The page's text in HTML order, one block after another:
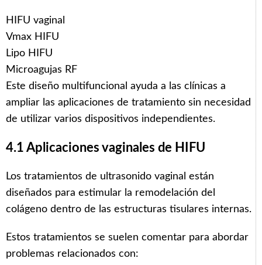
HIFU vaginal
Vmax HIFU
Lipo HIFU
Microagujas RF
Este diseño multifuncional ayuda a las clínicas a
ampliar las aplicaciones de tratamiento sin necesidad
de utilizar varios dispositivos independientes.
4.1 Aplicaciones vaginales de HIFU
Los tratamientos de ultrasonido vaginal están
diseñados para estimular la remodelación del
colágeno dentro de las estructuras tisulares internas.
Estos tratamientos se suelen comentar para abordar
problemas relacionados con: